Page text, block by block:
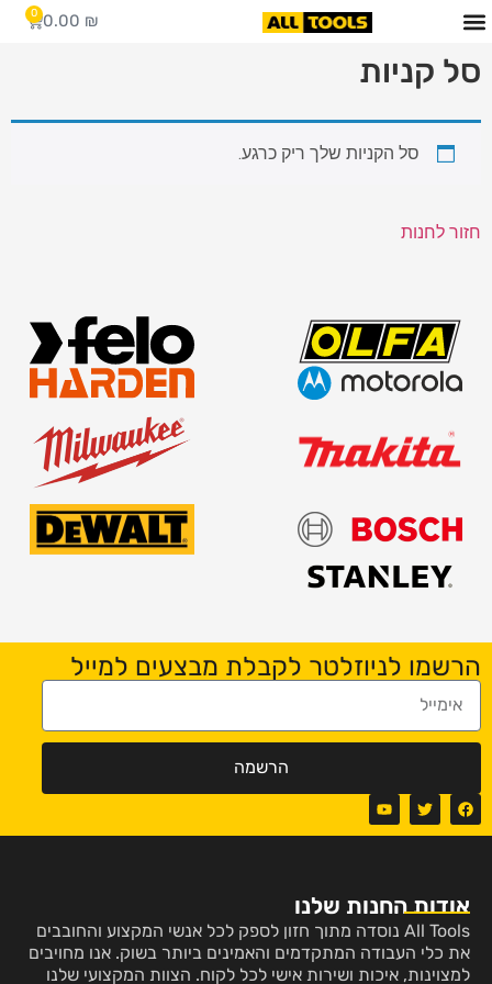
0.00 ₪
0
סל קניות
סל הקניות שלך ריק כרגע.
חזור לחנות
הרשמו לניוזלטר לקבלת מבצעים למייל
הרשמה
אודות החנות שלנו
All Tools נוסדה מתוך חזון לספק לכל אנשי המקצוע והחובבים
את כלי העבודה המתקדמים והאמינים ביותר בשוק. אנו מחויבים
למצוינות, איכות ושירות אישי לכל לקוח. הצוות המקצועי שלנו